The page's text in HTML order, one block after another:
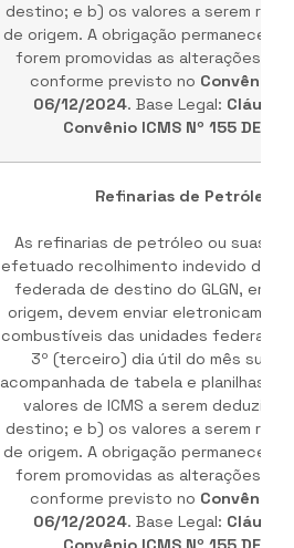
destino; e b) os valores a serem
de origem. A obrigação permanece
forem promovidas as alterações no
conforme previsto no Convênio
06/12/2024. Base Legal:
Convênio ICMS Nº 155 DE
Refinarias de Petróleo /
As refinarias de petróleo ou suas
efetuado recolhimento indevido do
federada de destino do GLGN, em
origem, devem enviar
combustíveis das unidades
3º (terceiro) dia útil do mês
acompanhada de tabela e planilhas
valores de ICMS a serem
destino; e b) os valores a serem
de origem. A obrigação permanece
forem promovidas as alterações no
conforme previsto no Convênio
06/12/2024. Base Legal: